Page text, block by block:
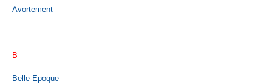
Avortement
B
Belle-Epoque